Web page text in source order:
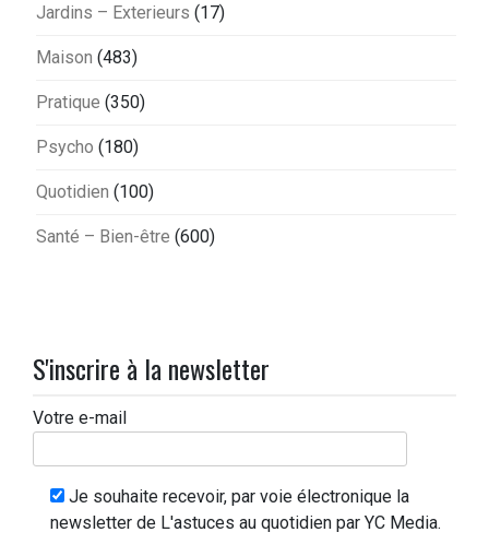
Jardins – Exterieurs (17)
Maison (483)
Pratique (350)
Psycho (180)
Quotidien (100)
Santé – Bien-être (600)
S'inscrire à la newsletter
Votre e-mail
Je souhaite recevoir, par voie électronique la
newsletter de L'astuces au quotidien par YC Media.